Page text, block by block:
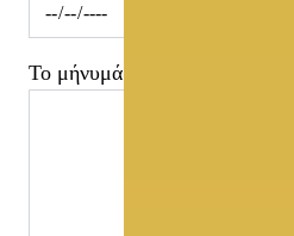
Το μήνυμά σας